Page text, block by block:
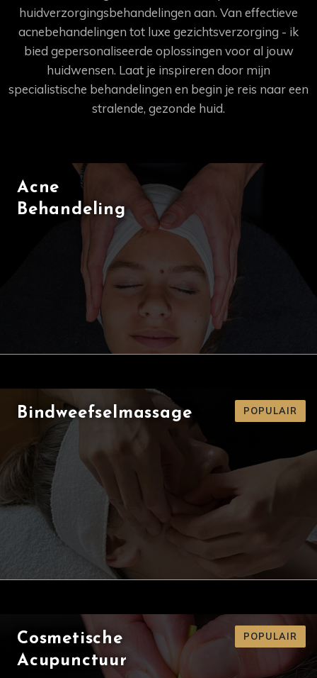
huidverzorgingsbehandelingen aan. Van effectieve
acnebehandelingen tot luxe gezichtsverzorging - ik
bied gepersonaliseerde oplossingen voor al jouw
huidwensen. Laat je inspireren door mijn
specialistische behandelingen en begin je reis naar een
stralende, gezonde huid.
Acne
Behandeling
POPULAIR
Bindweefselmassage
POPULAIR
Cosmetische
Acupunctuur